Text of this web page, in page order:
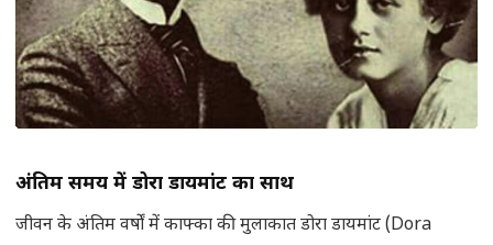
अंतिम समय में डोरा डायमांट का साथ
जीवन के अंतिम वर्षों में काफ्का की मुलाकात डोरा डायमांट (Dora